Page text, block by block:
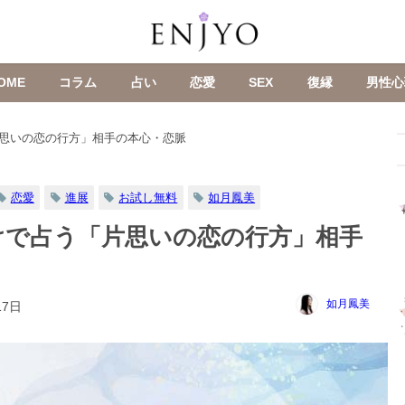
コラム 占い 恋愛 SEX 復縁 男性
いの恋の行方」相手の本心・恋脈
恋愛 進展 お試し無料 如月鳳美
占う「片思いの恋の行方」相手
日 如月鳳美